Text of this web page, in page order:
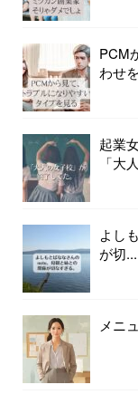
PCM
わせ
起業
「大
よし
が切...
メニ